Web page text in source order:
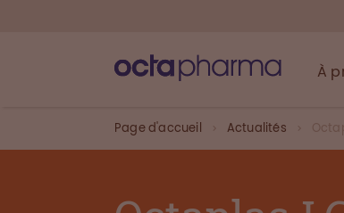
À
Page d'accueil Actualités